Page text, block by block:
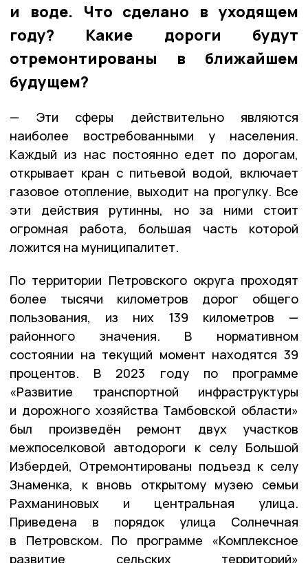
и воде. Что сделано в уходящем
году? Какие дороги будут
отремонтированы в ближайшем
будущем?
— Эти сферы действительно являются
наиболее востребованными у населения.
Каждый из нас постоянно едет по дорогам,
открывает кран с питьевой водой, включает
газовое отопление, выходит на прогулку. Все
эти действия рутинны, но за ними стоит
огромная работа, большая часть которой
ложится на муниципалитет.
По территории Петровского округа проходят
более тысячи километров дорог общего
пользования, из них 139 километров —
районного значения. В нормативном
состоянии на текущий момент находятся 39
процентов. В 2023 году по программе
«Развитие транспортной инфраструктуры
и дорожного хозяйства Тамбовской области»
был произведён ремонт двух участков
межпоселковой автодороги к селу Большой
Избердей, Отремонтированы подъезд к селу
Знаменка, к вновь открытому музею семьи
Рахманиновых и центральная улица.
Приведена в порядок улица Солнечная
в Петровском. По программе «Комплексное
развитие сельских территорий»